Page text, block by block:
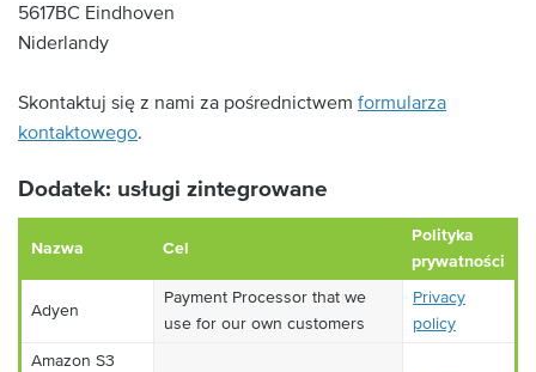
5617BC Eindhoven
Niderlandy
Skontaktuj się z nami za pośrednictwem formularza
kontaktowego.
Dodatek: usługi zintegrowane
Nazwa Cel
Polityka
prywatności
Adyen
Payment Processor that we
use for our own customers
Privacy
policy
Amazon S3